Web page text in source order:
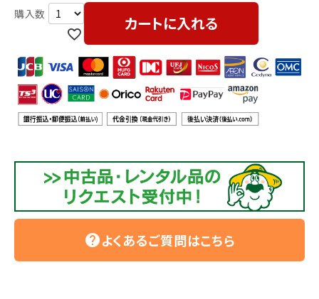
FAXでのご注文
0739-72-453224時間受付
カートに入れる
helpよくあるご質問はこちら